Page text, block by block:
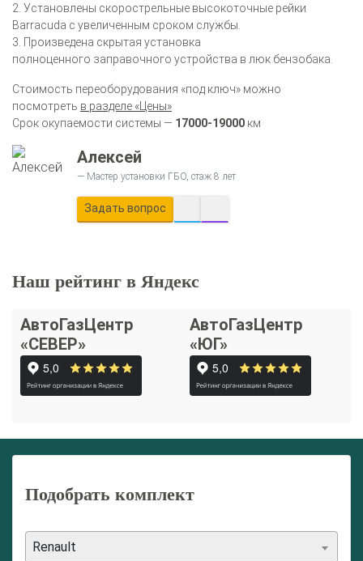
2. Установлены скорострельные высокоточные рейки
Barracuda с увеличенным сроком службы.
3. Произведена скрытая установка
полноценного заправочного устройства в люк бензобака.
Стоимость переоборудования «под ключ» можно
посмотреть в разделе «Цены»
Срок окупаемости системы — 17000-19000 км
Алексей
Мастер установки ГБО, стаж 8 лет
Задать вопрос
Наш рейтинг в Яндекс
АвтоГазЦентр
«СЕВЕР»
АвтоГазЦентр
«ЮГ»
Подобрать комплект
Renault